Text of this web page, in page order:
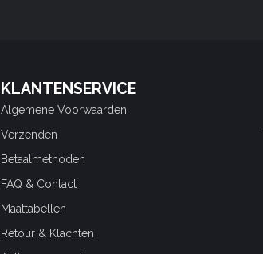
KLANTENSERVICE
Algemene Voorwaarden
Verzenden
Betaalmethoden
FAQ & Contact
Maattabellen
Retour & Klachten